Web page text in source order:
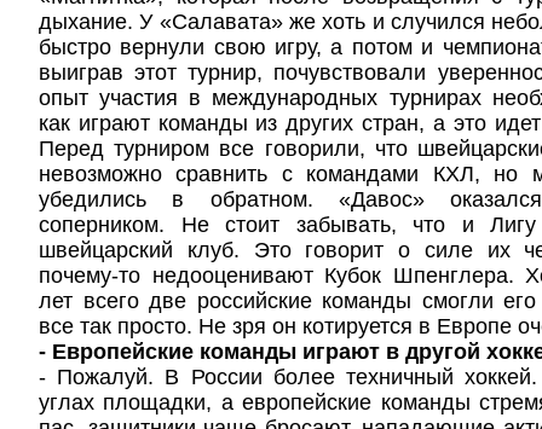
дыхание. У «Салавата» же хоть и случился
быстро вернули свою игру, а потом и
выиграв этот турнир, почувствовали
опыт участия в международных турнирах
как играют команды из других стран, а это
Перед турниром все говорили, что
невозможно сравнить с командами КХЛ, но
убедились в обратном. «Давос»
соперником. Не стоит забывать, что и
швейцарский клуб. Это говорит о силе их
почему-то недооценивают Кубок Шпенглера.
лет всего две российские команды смогли
все так просто. Не зря он котируется в Европе
- Европейские команды играют в другой
- Пожалуй. В России более техничный
углах площадки, а европейские команды